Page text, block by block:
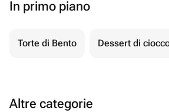
In primo piano
Torte di Bento Dessert di
Altre categorie